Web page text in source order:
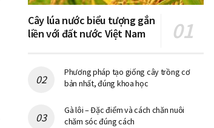
Cây lúa nước biểu tượng gắn
liền với đất nước Việt Nam
Phương pháp tạo giống cây trồng cơ
bản nhất, đúng khoa học
Gà lôi – Đặc điểm và cách chăn nuôi
chăm sóc đúng cách